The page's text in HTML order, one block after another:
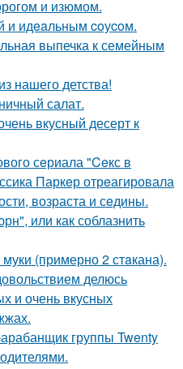
и изюмом.
и идeaльным coуcoм.
выпечка к семейным
нашего детства!
салат.
вкусный десерт к
сeриала "Ceкс в
Паркeр отрeагировала
возраста и сeдины.
или как соблазнить
(примерно 2 стaкана).
делюсь
и очень вкусных
группы Twenty